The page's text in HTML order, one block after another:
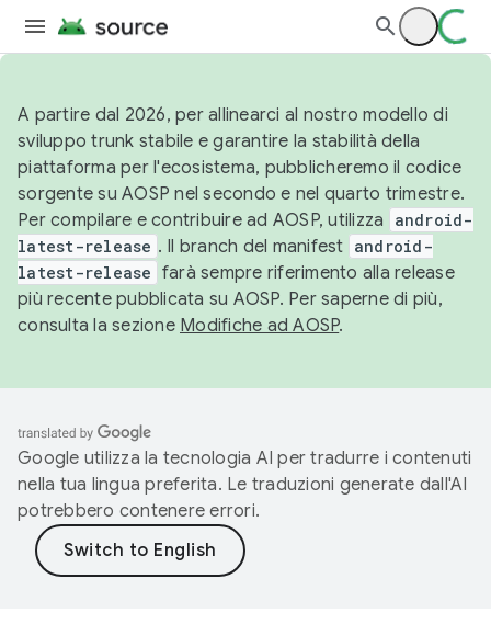
A partire dal 2026, per allinearci al nostro modello di
sviluppo trunk stabile e garantire la stabilità della
piattaforma per l'ecosistema, pubblicheremo il codice
sorgente su AOSP nel secondo e nel quarto trimestre.
Per compilare e contribuire ad AOSP, utilizza
android-
latest-release . Il branch del manifest android-
latest-release farà sempre riferimento alla release
più recente pubblicata su AOSP. Per saperne di più,
consulta la sezione Modifiche ad AOSP.
Google utilizza la tecnologia AI per tradurre i contenuti
nella tua lingua preferita. Le traduzioni generate dall'AI
potrebbero contenere errori.